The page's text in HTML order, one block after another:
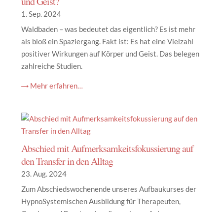
1. Sep. 2024
Waldbaden – was bedeutet das eigentlich? Es ist mehr
als bloß ein Spaziergang. Fakt ist: Es hat eine Vielzahl
positiver Wirkungen auf Körper und Geist. Das belegen
zahlreiche Studien.
→ Mehr erfahren…
Abschied mit Aufmerksamkeitsfokussierung auf
den Transfer in den Alltag
23. Aug. 2024
Zum Abschiedswochenende unseres Aufbaukurses der
HypnoSystemischen Ausbildung für Therapeuten,